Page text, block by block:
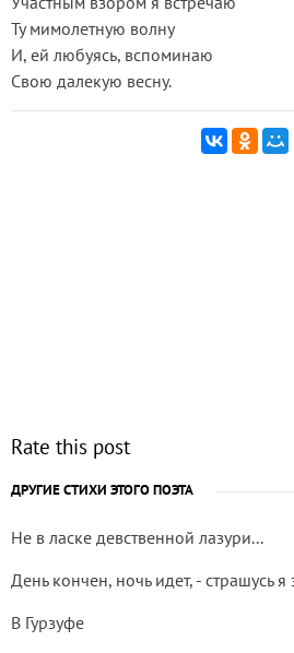
Ту мимолетную волну
И, ей любуясь, вспоминаю
Свою далекую весну.
Rate this post
ДРУГИЕ СТИХИ ЭТОГО ПОЭТА
Не в ласке девственной лазури...
День кончен, ночь идет, - страшусь я
В Гурзуфе